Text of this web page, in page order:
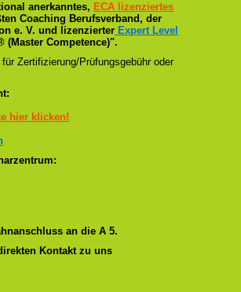
anerkanntes, ECA lizenziertes
Coaching Berufsverband, der
e. V. und lizenzierter Expert Level
(Master Competence)".
für Zertifizierung/Prüfungsgebühr oder
hier klicken!
an die A 5.
Kontakt zu uns